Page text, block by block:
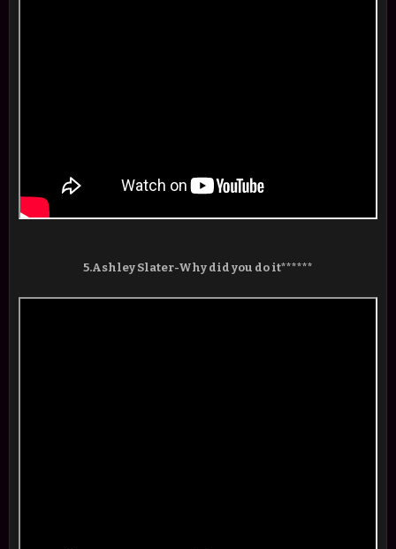
5.Ashley Slater-Why did you do it******